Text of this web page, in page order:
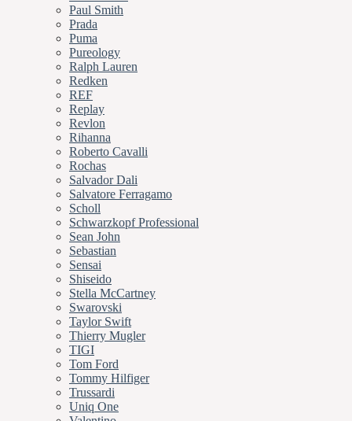
Paul Smith
Prada
Puma
Pureology
Ralph Lauren
Redken
REF
Replay
Revlon
Rihanna
Roberto Cavalli
Rochas
Salvador Dali
Salvatore Ferragamo
Scholl
Schwarzkopf Professional
Sean John
Sebastian
Sensai
Shiseido
Stella McCartney
Swarovski
Taylor Swift
Thierry Mugler
TIGI
Tom Ford
Tommy Hilfiger
Trussardi
Uniq One